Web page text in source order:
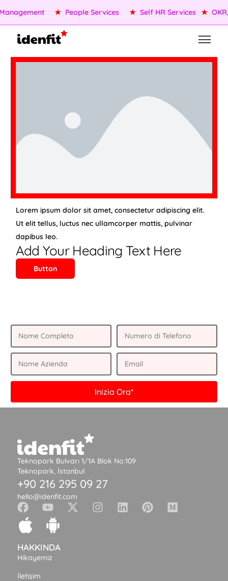
★ People Services ★ Self HR Services ★
Lorem ipsum dolor sit amet, consectetur adipiscing elit.
Ut elit tellus, luctus nec ullamcorper mattis, pulvinar
dapibus leo.
Add Your Heading Text Here
Button
Inizia Ora*
Teknopark Bulvarı 1/1A Blok No:109
Teknopark, İstanbul
+90 216 295 09 27
hello@idenfit.com
HAKKINDA
Hikayemiz
İletişim